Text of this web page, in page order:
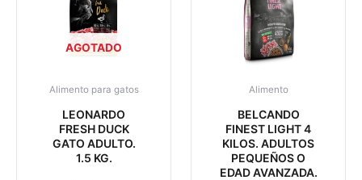
AGOTADO
Alimento para gatos
LEONARDO
FRESH DUCK
GATO ADULTO.
1.5 KG.
Alimento
BELCANDO
FINEST LIGHT 4
KILOS. ADULTOS
PEQUEÑOS O
EDAD AVANZADA.